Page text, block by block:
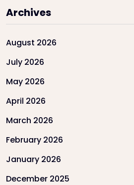
Archives
August 2026
July 2026
May 2026
April 2026
March 2026
February 2026
January 2026
December 2025